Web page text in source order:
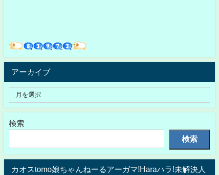
アーカイブ
検索
検索
カオスtomo娘ちゃんねーるアーガマ!Haraハラ!未解決人